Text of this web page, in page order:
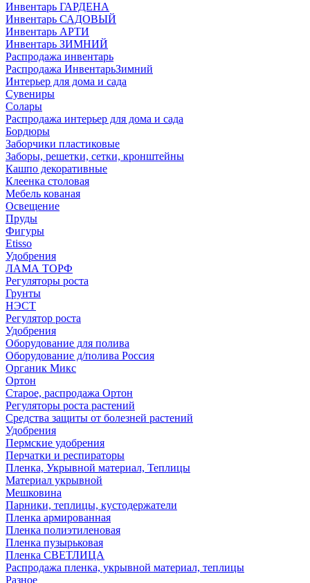
Инвентарь ГАРДЕНА
Инвентарь САДОВЫЙ
Инвентарь АРТИ
Инвентарь ЗИМНИЙ
Распродажа инвентарь
Распродажа ИнвентарьЗимний
Интерьер для дома и сада
Сувениры
Солары
Распродажа интерьер для дома и сада
Бордюры
Заборчики пластиковые
Заборы, решетки, сетки, кронштейны
Кашпо декоративные
Клеенка столовая
Мебель кованая
Освещение
Пруды
Фигуры
Etisso
Удобрения
ЛАМА ТОРФ
Регуляторы роста
Грунты
НЭСТ
Регулятор роста
Удобрения
Оборудование для полива
Оборудование д/полива Россия
Органик Микс
Ортон
Старое, распродажа Ортон
Регуляторы роста растений
Средства защиты от болезней растений
Удобрения
Пермские удобрения
Перчатки и респираторы
Пленка, Укрывной материал, Теплицы
Материал укрывной
Мешковина
Парники, теплицы, кустодержатели
Пленка армированная
Пленка полиэтиленовая
Пленка пузырьковая
Пленка СВЕТЛИЦА
Распродажа пленка, укрывной материал, теплицы
Разное